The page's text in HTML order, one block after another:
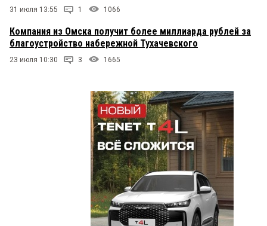
31 июля 13:55 1 1066
Компания из Омска получит более миллиарда рублей за
благоустройство набережной Тухачевского
23 июля 10:30 3 1665